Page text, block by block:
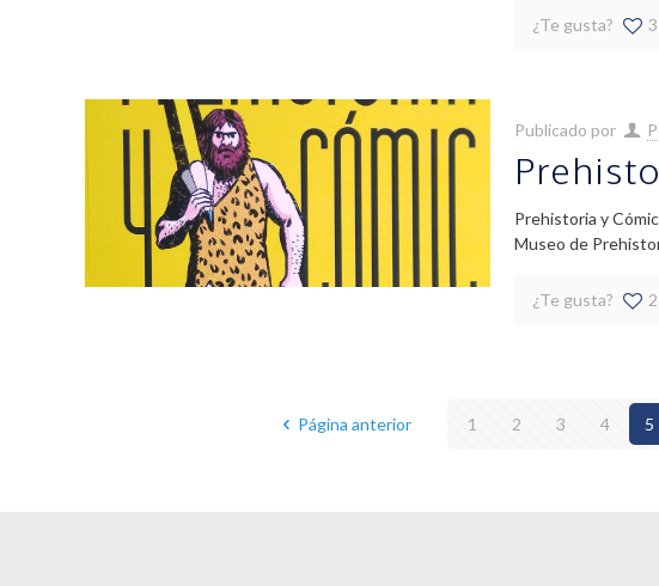
¿Te gusta? 3
Publicado por
Prehistoria y
Museo de
¿Te gusta? 2
Página anterior 1 2 3 4 5